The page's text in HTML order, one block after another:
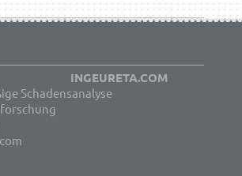
INGEURETA.COM
Schadensanalyse